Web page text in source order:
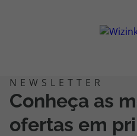
Conheça as
ofertas em